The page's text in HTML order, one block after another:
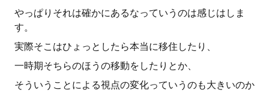
やっぱりそれは確かにあるなっていうのは感じはしま
す。
実際そこはひょっとしたら本当に移住したり、
一時期そちらのほうの移動をしたりとか、
そういうことによる視点の変化っていうのも大きいのか